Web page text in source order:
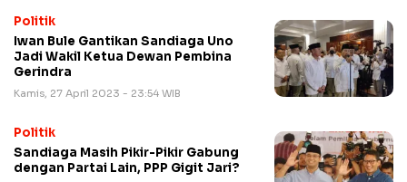
Politik
Iwan Bule Gantikan Sandiaga Uno
Jadi Wakil Ketua Dewan Pembina
Gerindra
Kamis, 27 April 2023 - 23:54 WIB
Politik
Sandiaga Masih Pikir-Pikir Gabung
dengan Partai Lain, PPP Gigit Jari?